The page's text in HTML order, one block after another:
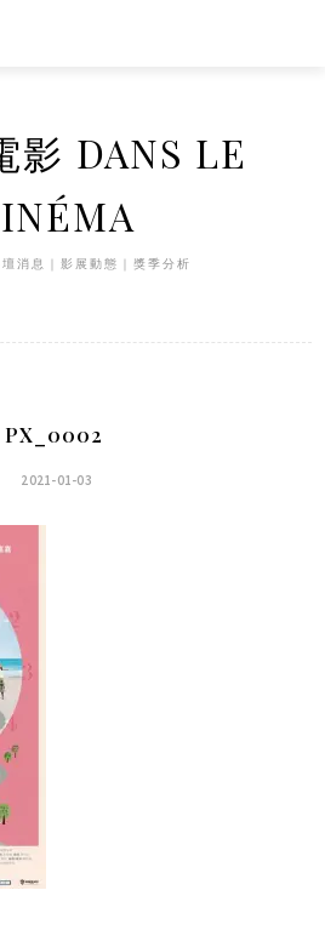
影 DANS LE
消息｜影展動態｜獎季分析
PX_0002
2021-01-03